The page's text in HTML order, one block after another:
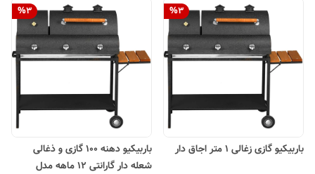
%3
باربیکیو گازی زغالی 1 متر اجاق دار
%3
باربیکیو دهنه 100 گازی و ذغالی
شعله دار گارانتی 12 ماهه مدل